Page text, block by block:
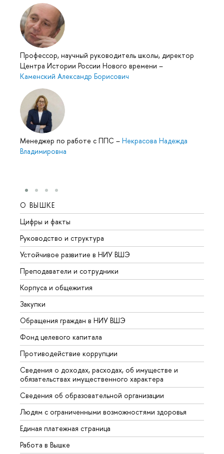
Профессор, научный руководитель школы, директор
Центра Истории России Нового времени –
Каменский Александр Борисович
Менеджер по работе с ППС – Некрасова Надежда
Владимировна
О ВЫШКЕ
Цифры и факты
Руководство и структура
Устойчивое развитие в НИУ ВШЭ
Преподаватели и сотрудники
Корпуса и общежития
Закупки
Обращения граждан в НИУ ВШЭ
Фонд целевого капитала
Противодействие коррупции
Сведения о доходах, расходах, об имуществе и
обязательствах имущественного характера
Сведения об образовательной организации
Людям с ограниченными возможностями здоровья
Единая платежная страница
Работа в Вышке